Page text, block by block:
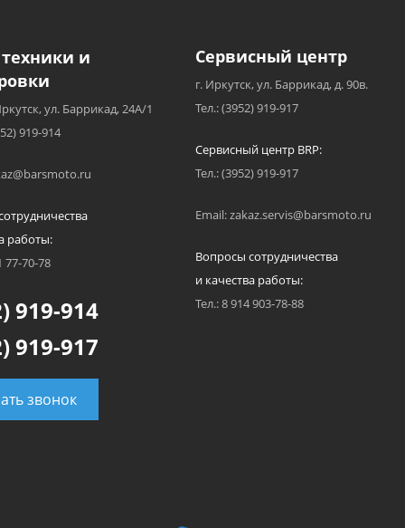
и
ул. Баррикад, 24А/1
919-914
работы:
77-70-78
919-914
919-917
звонок
Сервисный центр
г. Иркутск, ул. Баррикад, д. 90в.
Тел.: (3952) 919-917
Сервисный центр BRP:
Тел.: (3952) 919-917
Email: zakaz.servis@barsmoto.ru
Вопросы сотрудничества
и качества работы:
Тел.: 8 914 903-78-88